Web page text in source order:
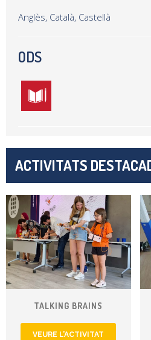
Anglès, Català, Castellà
ODS
ACTIVITATS
TALKING BRAINS
VEURE L’ACTIVITAT